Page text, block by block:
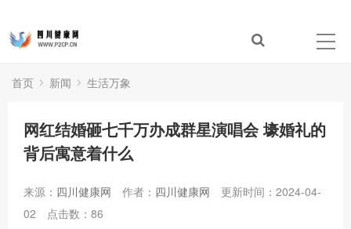
首页 新闻 生活万象
网红结婚砸七千万办成群星演唱会 壕婚礼的
背后寓意着什么
来源： 四川健康网 作者： 四川健康网
更新时间：2024-04-
02
点击数： 86